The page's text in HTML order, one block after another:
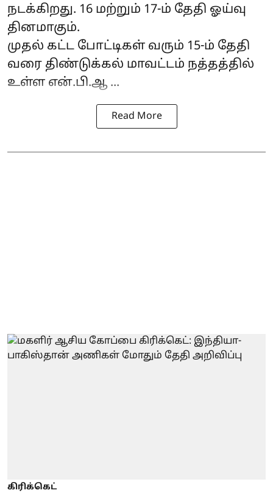
நடக்கிறது. 16 மற்றும் 17-ம் தேதி ஓய்வு
தினமாகும்.
முதல் கட்ட போட்டிகள் வரும் 15-ம் தேதி
வரை திண்டுக்கல் மாவட்டம் நத்தத்தில்
உள்ள என்.பி.ஆ ...
Read More
கிரிக்கெட்